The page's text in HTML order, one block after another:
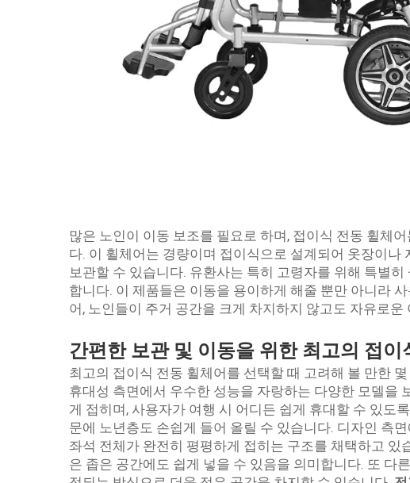
많은 노인이 이동 보조를 필요로 하며, 접이식 전동 휠체
다. 이 휠체어는 경량이며 접이식으로 설계되어 옷장이나
보관할 수 있습니다. 유환사는 특히 고령자를 위해 특별
합니다. 이 제품들은 이동을 용이하게 해줄 뿐만 아니라
어, 노인들이 주거 공간을 크게 차지하지 않고도 자유로
간편한 보관 및 이동을 위한 최고의 접
최고의 접이식 전동 휠체어를 선택할 때 고려해 볼 만한
휴대성 측면에서 우수한 성능을 자랑하는 다양한 모델을
게 접히며, 사용자가 여행 시 어디든 쉽게 휴대할 수 있도
문에 노년층도 손쉽게 들어 올릴 수 있습니다. 디자인 측
좌석 전체가 완전히 평평하게 접히는 구조를 채택하고 있
은 좁은 공간에도 쉽게 넣을 수 있음을 의미합니다. 또 다